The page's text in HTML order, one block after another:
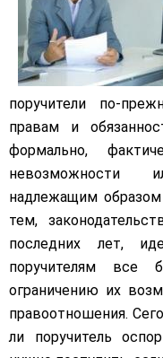
поручители по-
правам и
формально,
невозможности
надлежащим
тем,
последних лет,
поручителям все
ограничению их
правоотношения.
ли поручитель